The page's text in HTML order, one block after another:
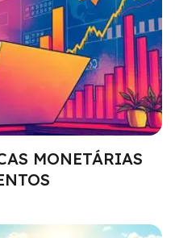
MONETÁRIAS